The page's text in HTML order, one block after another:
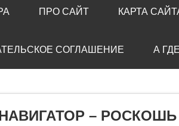
ПРО САЙТ КАРТА
СОГЛАШЕНИЕ А
НАВИГАТОР –